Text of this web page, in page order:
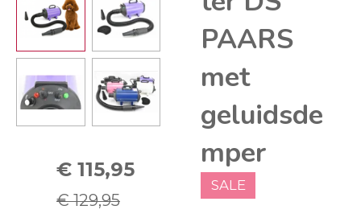
PAARS
met
geluidsde
mper
SALE
€ 115,95
€ 129,95